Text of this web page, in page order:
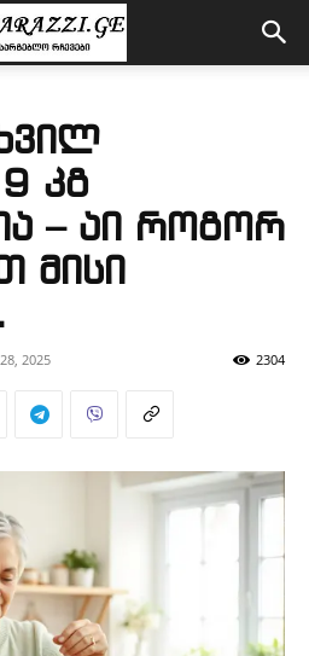
კგ
– აი როგორ
მისი
2025 2304